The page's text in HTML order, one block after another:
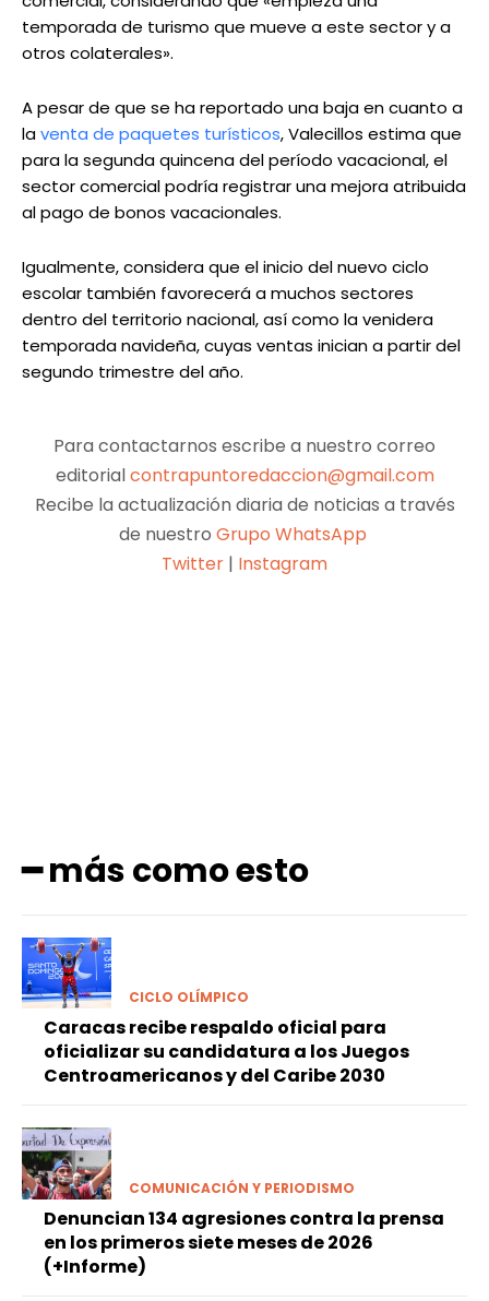
temporada de turismo que mueve a este sector y a
otros colaterales».
A pesar de que se ha reportado una baja en cuanto a
laventa de paquetes turísticos, Valecillos estima que
para la segunda quincena del período vacacional, el
sector comercial podría registrar una mejora atribuida
al pago de bonos vacacionales.
Igualmente, considera que el inicio del nuevo ciclo
escolar también favorecerá a muchos sectores
dentro del territorio nacional, así como la venidera
temporada navideña, cuyas ventas inician a partir del
segundo trimestre del año.
Para contactarnos escribe a nuestro correo
editorialcontrapuntoredaccion@gmail.com
Recibe la actualización diaria de noticias a través
de nuestro Grupo WhatsApp
Twitter | Instagram
━ más como esto
CICLO OLÍMPICO
Caracas recibe respaldo oficial para
oficializar su candidatura a los Juegos
Centroamericanos y del Caribe 2030
COMUNICACIÓN Y PERIODISMO
Denuncian 134 agresiones contra la prensa
en los primeros siete meses de 2026
(+Informe)